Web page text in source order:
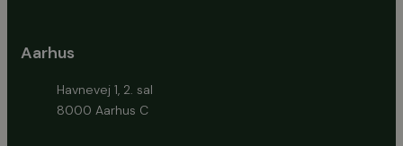
Aarhus
Havnevej 1, 2. sal
8000 Aarhus C